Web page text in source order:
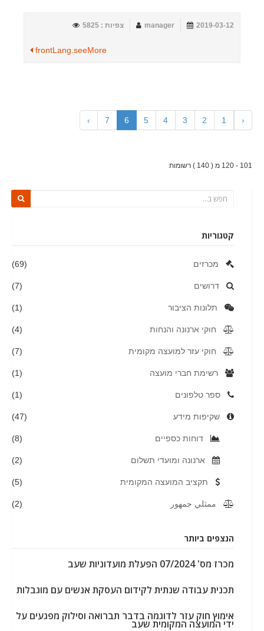
2019-03-12
manager צפיות : 5825
frontLang.seeMore
‹
1
2
3
4
5
6
7
›
101 - 120 מ ( 140 ) רשומות
קטגוריות
מכרזים (69)
דרושים (7)
תלונות הציבור (1)
חוקי ארנונה והנחות (4)
חוקי עזר למועצה מקומית (7)
רשימת חברי מועצה (1)
ספר טלפונים (1)
שקיפות מידע (47)
דוחות כספיים (8)
ארנונה ומועדי תשלום (2)
תקציב המועצה המקומית (5)
ممثلي جمهور (2)
הנצפים ביותר
מכרז מס' 07/2024 הפעלת מועדוניות שעב
תכנית עבודה שנתית לקידום העסקת אנשים עם מוגבלות
אימוץ חוק עזר לדוגמה בדבר תברואה וסילוק מפגעים על
ידי המועצה המקומית שעב